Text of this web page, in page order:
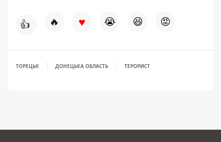
👍 🔥 ♥ 😭 😆 😡
ТОРЕЦЬК ДОНЕЦЬКА ОБЛАСТЬ ТЕРОРИСТ